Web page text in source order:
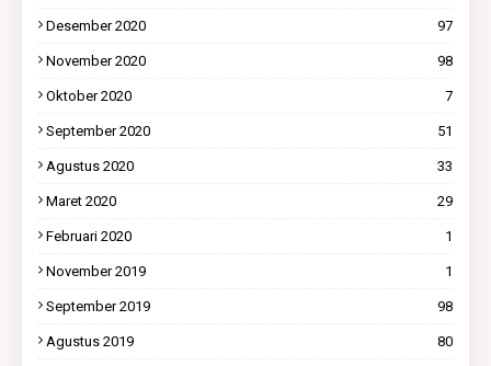
Desember 2020 97
November 2020 98
Oktober 2020 7
September 2020 51
Agustus 2020 33
Maret 2020 29
Februari 2020 1
November 2019 1
September 2019 98
Agustus 2019 80